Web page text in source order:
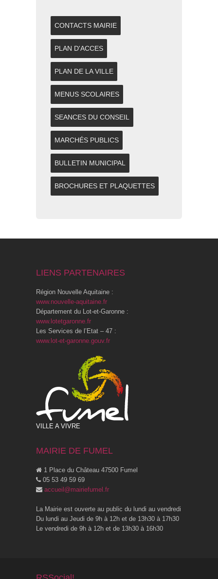
CONTACTS MAIRIE
PLAN D'ACCES
PLAN DE LA VILLE
MENUS SCOLAIRES
SEANCES DU CONSEIL
MARCHÉS PUBLICS
BULLETIN MUNICIPAL
BROCHURES ET PLAQUETTES
LIENS PARTENAIRES
Région Nouvelle Aquitaine :
www.nouvelle-aquitaine.fr
Département du Lot-et-Garonne :
www.lotetgaronne.fr
Les Services de l’Etat – 47 :
www.lot-et-garonne.gouv.fr
VILLE A VIVRE
MAIRIE DE FUMEL
1 Place du Château 47500 Fumel
05 53 49 59 69
accueil@mairiefumel.fr
La Mairie est ouverte au public du lundi au vendredi
Du lundi au Jeudi de 9h à 12h et de 13h30 à 17h30
Le vendredi de 9h à 12h et de 13h30 à 16h30